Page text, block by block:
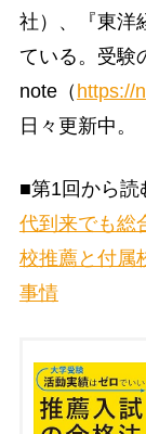
社）、『東洋
ている。受験
note（ https://
日々更新中。
■第1回から読
代到来でも総
校推薦と付属
事情